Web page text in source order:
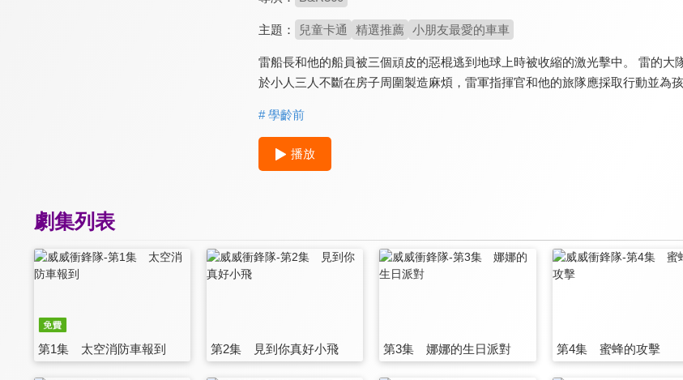
主題： 兒童卡通 精選推薦 小朋友最愛的車車
雷船長和他的船員被三個頑皮的惡棍逃到地球上時被收縮的激光擊中。 雷的
於小人三人不斷在房子周圍製造麻煩，雷軍指揮官和他的旅隊應採取行動並為
# 學齡前
播放
劇集列表
第1集 太空消防車報到 第2集 見到你真好小飛 第3集 娜娜的生日派對 第4集 蜜蜂的攻擊